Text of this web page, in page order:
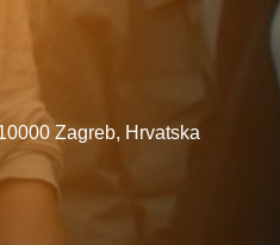
Zagreb, Hrvatska